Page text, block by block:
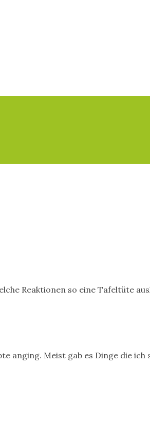
Reaktionen so eine Tafeltüte
anging. Meist gab es Dinge die